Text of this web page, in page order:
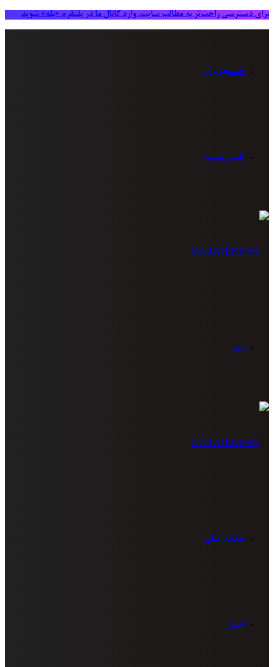
برای دسترسی راحت‌تر به مطالب سایت، وارد کانال ما در پلتفرم «بله» شوید
جستجو برای
تغییر پوسته
منو
صفحه اصلی
اخبار